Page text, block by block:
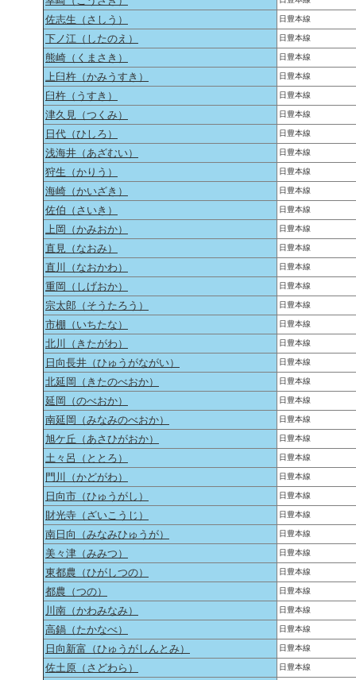
佐志生（さしう） 日豊本線
下ノ江（したのえ） 日豊本線
熊崎（くまさき） 日豊本線
上臼杵（かみうすき） 日豊本線
臼杵（うすき） 日豊本線
津久見（つくみ） 日豊本線
日代（ひしろ） 日豊本線
浅海井（あざむい） 日豊本線
狩生（かりう） 日豊本線
海崎（かいざき） 日豊本線
佐伯（さいき） 日豊本線
上岡（かみおか） 日豊本線
直見（なおみ） 日豊本線
直川（なおかわ） 日豊本線
重岡（しげおか） 日豊本線
宗太郎（そうたろう） 日豊本線
市棚（いちたな） 日豊本線
北川（きたがわ） 日豊本線
日向長井（ひゅうがながい） 日豊本線
北延岡（きたのべおか） 日豊本線
延岡（のべおか） 日豊本線
南延岡（みなみのべおか） 日豊本線
旭ケ丘（あさひがおか） 日豊本線
土々呂（ととろ） 日豊本線
門川（かどがわ） 日豊本線
日向市（ひゅうがし） 日豊本線
財光寺（ざいこうじ） 日豊本線
南日向（みなみひゅうが） 日豊本線
美々津（みみつ） 日豊本線
東都農（ひがしつの） 日豊本線
都農（つの） 日豊本線
川南（かわみなみ） 日豊本線
高鍋（たかなべ） 日豊本線
日向新富（ひゅうがしんとみ） 日豊本線
佐土原（さどわら） 日豊本線